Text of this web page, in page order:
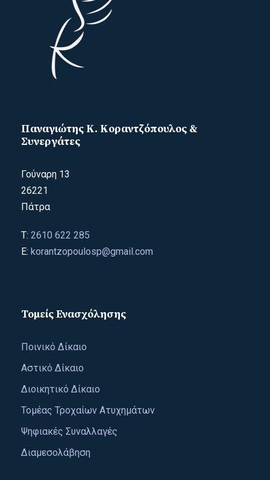
Παναγιώτης Κ. Κοραντζόπουλος &
Συνεργάτες
Γούναρη 13
26221
Πάτρα
T: 2610 622 285
E: korantzopoulosp@gmail.com
Τομείς Ενασχόλησης
Ποινικό Δίκαιο
Αστικό Δίκαιο
Διοικητικό Δίκαιο
Τομέας Τροχαίων Ατυχημάτων
Ψηφιακές Συναλλαγές
Διαμεσολάβηση